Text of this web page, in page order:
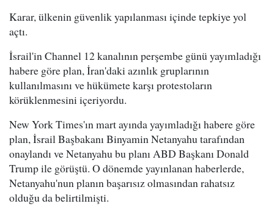
Karar, ülkenin güvenlik yapılanması içinde tepkiye yol
açtı.
İsrail'in Channel 12 kanalının perşembe günü yayımladığı
habere göre plan, İran'daki azınlık gruplarının
kullanılmasını ve hükümete karşı protestoların
körüklenmesini içeriyordu.
New York Times'ın mart ayında yayımladığı habere göre
plan, İsrail Başbakanı Binyamin Netanyahu tarafından
onaylandı ve Netanyahu bu planı ABD Başkanı Donald
Trump ile görüştü. O dönemde yayınlanan haberlerde,
Netanyahu'nun planın başarısız olmasından rahatsız
olduğu da belirtilmişti.